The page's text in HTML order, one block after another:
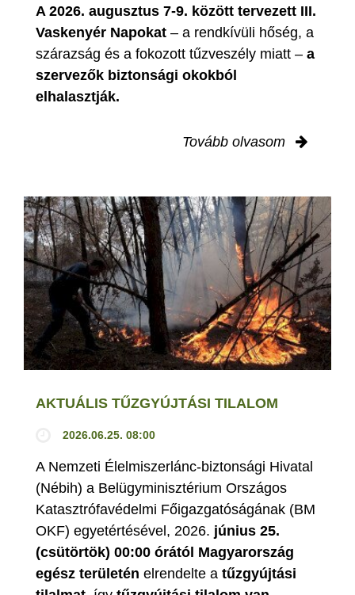
A 2026. augusztus 7-9. között tervezett III.
Vaskenyér Napokat – a rendkívüli hőség, a
szárazság és a fokozott tűzveszély miatt – a
szervezők biztonsági okokból
elhalasztják.
Tovább olvasom
AKTUÁLIS TŰZGYÚJTÁSI TILALOM
2026.06.25. 08:00
A Nemzeti Élelmiszerlánc-biztonsági Hivatal
(Nébih) a Belügyminisztérium Országos
Katasztrófavédelmi Főigazgatóságának (BM
OKF) egyetértésével, 2026. június 25.
(csütörtök) 00:00 órától Magyarország
egész területén elrendelte a tűzgyújtási